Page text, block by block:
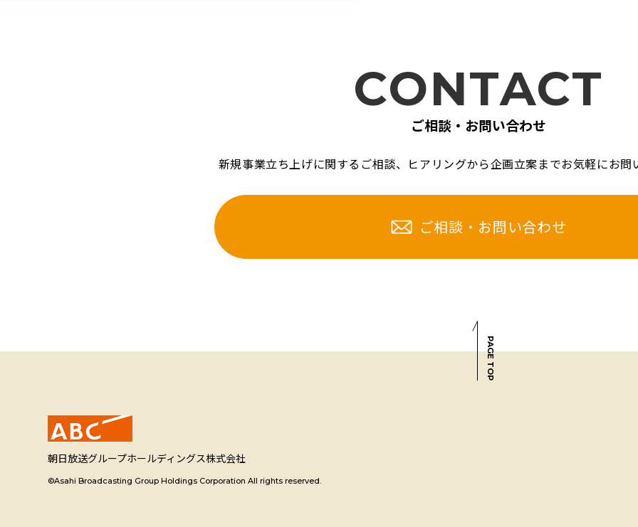
CONTACT
ご相談・お問い合わせ
新規事業立ち上げに関するご相談、 ヒアリングから企画立案までお気軽にお問
ご相談・お問い合わせ
PAGE TOP
朝日放送グループホールディングス株式会社
©Asahi Broadcasting Group Holdings Corporation All rights reserved.